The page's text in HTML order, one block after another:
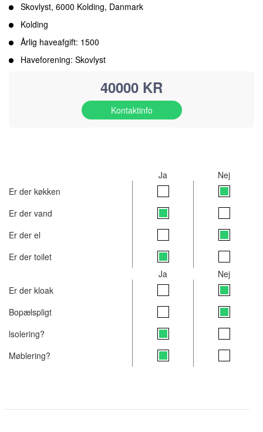
Skovlyst, 6000 Kolding, Danmark
Kolding
Årlig haveafgift: 1500
Haveforening: Skovlyst
40000 KR
Kontaktinfo
Ja
Nej
Er der køkken
Er der vand
Er der el
Er der toilet
Ja
Nej
Er der kloak
Bopælspligt
lsolering?
Møblering?